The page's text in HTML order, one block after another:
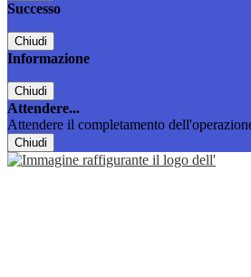
Successo
Chiudi
Informazione
Chiudi
Attendere...
Attendere il completamento
Chiudi